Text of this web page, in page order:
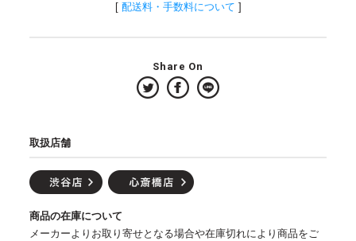
[ 配送料・手数料について ]
Share On
取扱店舗
商品の在庫について
メーカーよりお取り寄せとなる場合や在庫切れにより商品をご